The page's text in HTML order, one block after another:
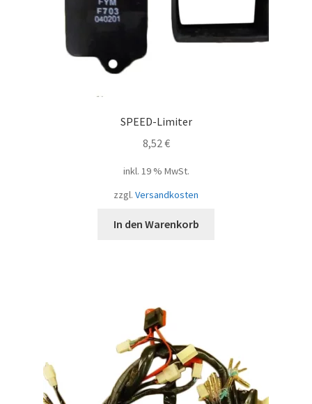
SPEED-Limiter
8,52 €
inkl. 19 % MwSt.
zzgl. Versandkosten
In den Warenkorb